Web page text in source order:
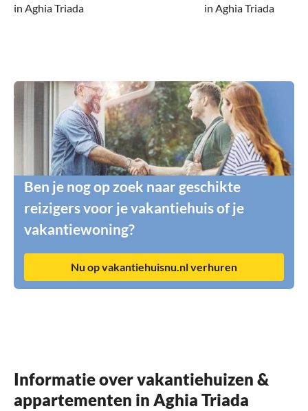
in Aghia Triada in Aghia Triada
Ben je nog op zoek naar geschikte
reizigers voor je vakantiehuis of je
vakantiewoning?
Nu op vakantiehuisnu.nl verhuren
Informatie over vakantiehuizen &
appartementen in Aghia Triada